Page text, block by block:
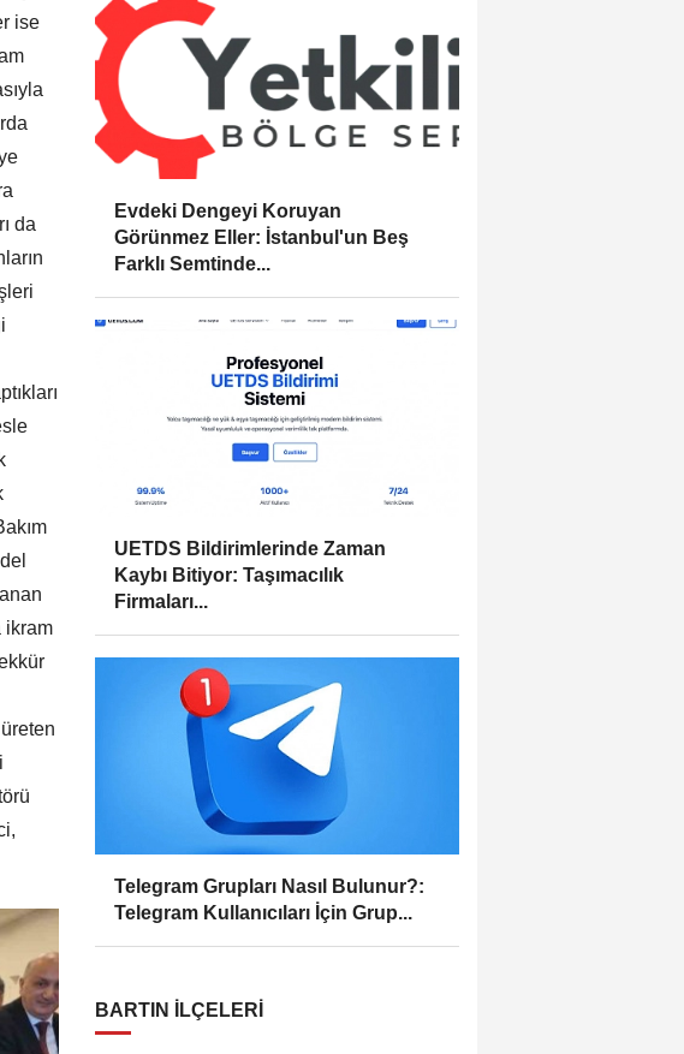
ise
da
ikram
Evdeki Dengeyi Koruyan
Görünmez Eller: İstanbul'un Beş
Farklı Semtinde...
UETDS Bildirimlerinde Zaman
Kaybı Bitiyor: Taşımacılık
Firmaları...
Telegram Grupları Nasıl Bulunur?:
Telegram Kullanıcıları İçin Grup...
BARTIN İLÇELERI